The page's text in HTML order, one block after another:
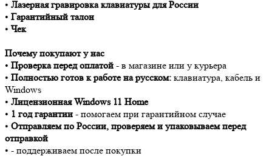
• Лазерная гравировка клавиатуры для России
• Гарантийный талон
• Чек
Почему покупают у нас
• Проверка перед оплатой - в магазине или у курьера
• Полностью готов к работе на русском: клавиатура, кабель и
Windows
• Лицензионная Windows 11 Home
• 1 год гарантии - помогаем при гарантийном случае
• Отправляем по России, проверяем и упаковываем перед
отправкой
• - поддерживаем после покупки